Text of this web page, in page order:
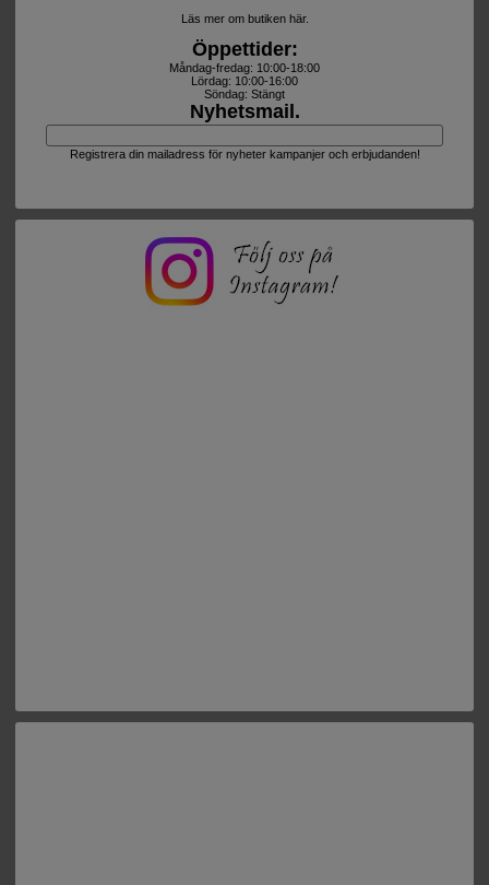
Läs mer om butiken här.
Öppettider:
Måndag-fredag: 10:00-18:00
Lördag: 10:00-16:00
Söndag: Stängt
Nyhetsmail.
Registrera din mailadress för nyheter kampanjer och erbjudanden!